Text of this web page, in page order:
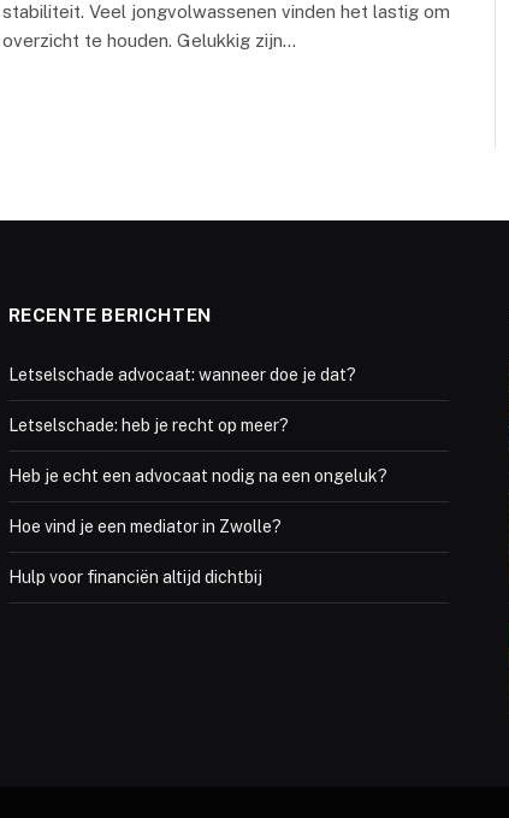
stabiliteit. Veel jongvolwassenen vinden het lastig om
overzicht te houden. Gelukkig zijn…
RECENTE BERICHTEN
Letselschade advocaat: wanneer doe je dat?
Letselschade: heb je recht op meer?
Heb je echt een advocaat nodig na een ongeluk?
Hoe vind je een mediator in Zwolle?
Hulp voor financiën altijd dichtbij